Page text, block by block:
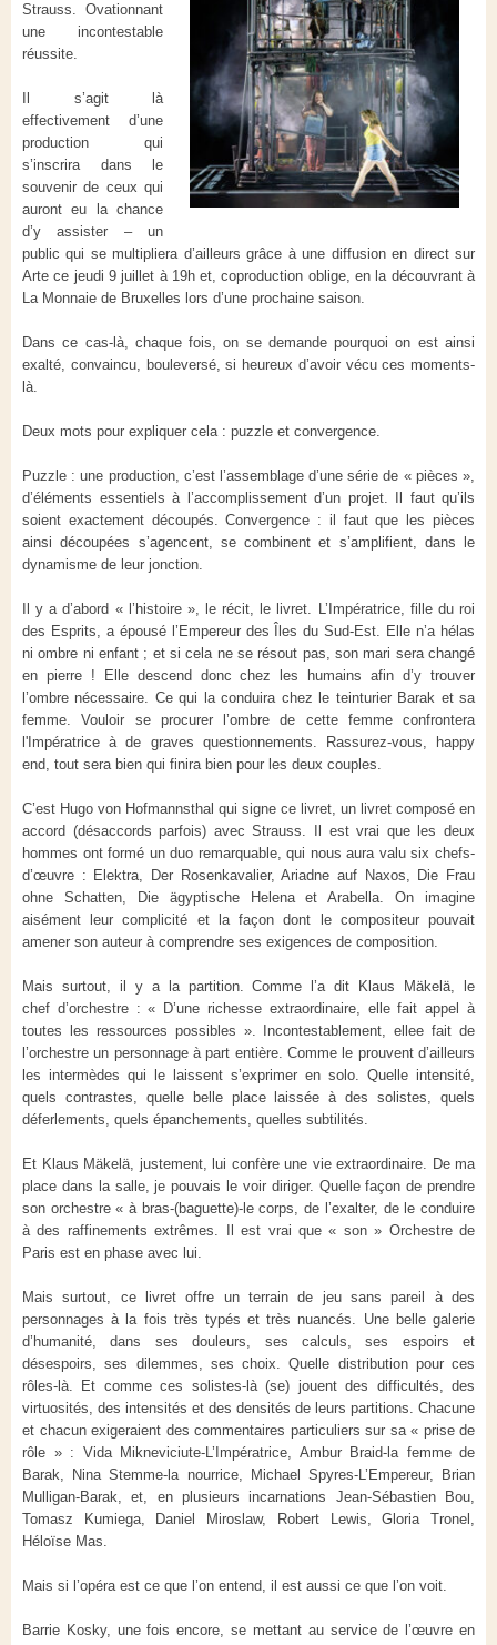
Strauss. Ovationnant
une incontestable
réussite.
Il s’agit là
effectivement d’une
production qui
s’inscrira dans le
souvenir de ceux qui
auront eu la chance
d’y assister – un
public qui se multipliera d’ailleurs grâce à une diffusion en direct sur
Arte ce jeudi 9 juillet à 19h et, coproduction oblige, en la découvrant à
La Monnaie de Bruxelles lors d’une prochaine saison.
Dans ce cas-là, chaque fois, on se demande pourquoi on est ainsi
exalté, convaincu, bouleversé, si heureux d’avoir vécu ces moments-
là.
Deux mots pour expliquer cela : puzzle et convergence.
Puzzle : une production, c’est l’assemblage d’une série de « pièces »,
d’éléments essentiels à l’accomplissement d’un projet. Il faut qu’ils
soient exactement découpés. Convergence : il faut que les pièces
ainsi découpées s’agencent, se combinent et s’amplifient, dans le
dynamisme de leur jonction.
Il y a d’abord « l’histoire », le récit, le livret. L’Impératrice, fille du roi
des Esprits, a épousé l’Empereur des Îles du Sud-Est. Elle n’a hélas
ni ombre ni enfant ; et si cela ne se résout pas, son mari sera changé
en pierre ! Elle descend donc chez les humains afin d’y trouver
l’ombre nécessaire. Ce qui la conduira chez le teinturier Barak et sa
femme. Vouloir se procurer l’ombre de cette femme confrontera
l'Impératrice à de graves questionnements. Rassurez-vous, happy
end, tout sera bien qui finira bien pour les deux couples.
C’est Hugo von Hofmannsthal qui signe ce livret, un livret composé en
accord (désaccords parfois) avec Strauss. Il est vrai que les deux
hommes ont formé un duo remarquable, qui nous aura valu six chefs-
d’œuvre : Elektra, Der Rosenkavalier, Ariadne auf Naxos, Die Frau
ohne Schatten, Die ägyptische Helena et Arabella. On imagine
aisément leur complicité et la façon dont le compositeur pouvait
amener son auteur à comprendre ses exigences de composition.
Mais surtout, il y a la partition. Comme l’a dit Klaus Mäkelä, le
chef d’orchestre : « D’une richesse extraordinaire, elle fait appel à
toutes les ressources possibles ». Incontestablement, ellee fait de
l’orchestre un personnage à part entière. Comme le prouvent d’ailleurs
les intermèdes qui le laissent s’exprimer en solo. Quelle intensité,
quels contrastes, quelle belle place laissée à des solistes, quels
déferlements, quels épanchements, quelles subtilités.
Et Klaus Mäkelä, justement, lui confère une vie extraordinaire. De ma
place dans la salle, je pouvais le voir diriger. Quelle façon de prendre
son orchestre « à bras-(baguette)-le corps, de l’exalter, de le conduire
à des raffinements extrêmes. Il est vrai que « son » Orchestre de
Paris est en phase avec lui.
Mais surtout, ce livret offre un terrain de jeu sans pareil à des
personnages à la fois très typés et très nuancés. Une belle galerie
d’humanité, dans ses douleurs, ses calculs, ses espoirs et
désespoirs, ses dilemmes, ses choix. Quelle distribution pour ces
rôles-là. Et comme ces solistes-là (se) jouent des difficultés, des
virtuosités, des intensités et des densités de leurs partitions. Chacune
et chacun exigeraient des commentaires particuliers sur sa « prise de
rôle » : Vida Mikneviciute-L’Impératrice, Ambur Braid-la femme de
Barak, Nina Stemme-la nourrice, Michael Spyres-L’Empereur, Brian
Mulligan-Barak, et, en plusieurs incarnations Jean-Sébastien Bou,
Tomasz Kumiega, Daniel Miroslaw, Robert Lewis, Gloria Tronel,
Héloïse Mas.
Mais si l’opéra est ce que l’on entend, il est aussi ce que l’on voit.
Barrie Kosky, une fois encore, se mettant au service de l’œuvre en